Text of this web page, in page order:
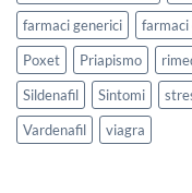
farmaci generici
farmaci
Poxet
Priapismo
Sildenafil
Sintomi
Vardenafil
viagra